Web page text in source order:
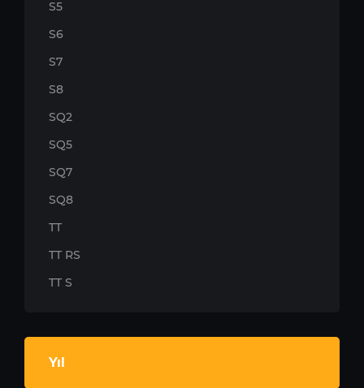
S5
S6
S7
S8
SQ2
SQ5
SQ7
SQ8
TT
TT RS
TT S
Yıl